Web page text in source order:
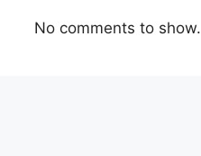
No comments to show.